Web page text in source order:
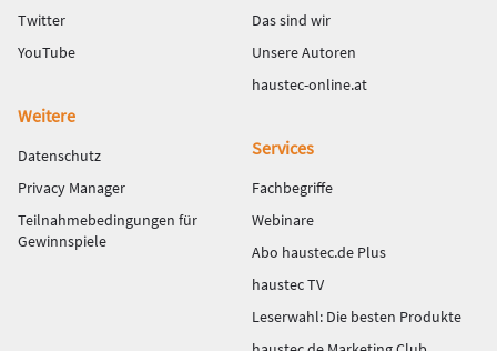
Twitter
YouTube
Das sind wir
Unsere Autoren
haustec-online.at
Weitere
Datenschutz
Privacy Manager
Teilnahmebedingungen für
Gewinnspiele
Services
Fachbegriffe
Webinare
Abo haustec.de Plus
haustec TV
Leserwahl: Die besten Produkte